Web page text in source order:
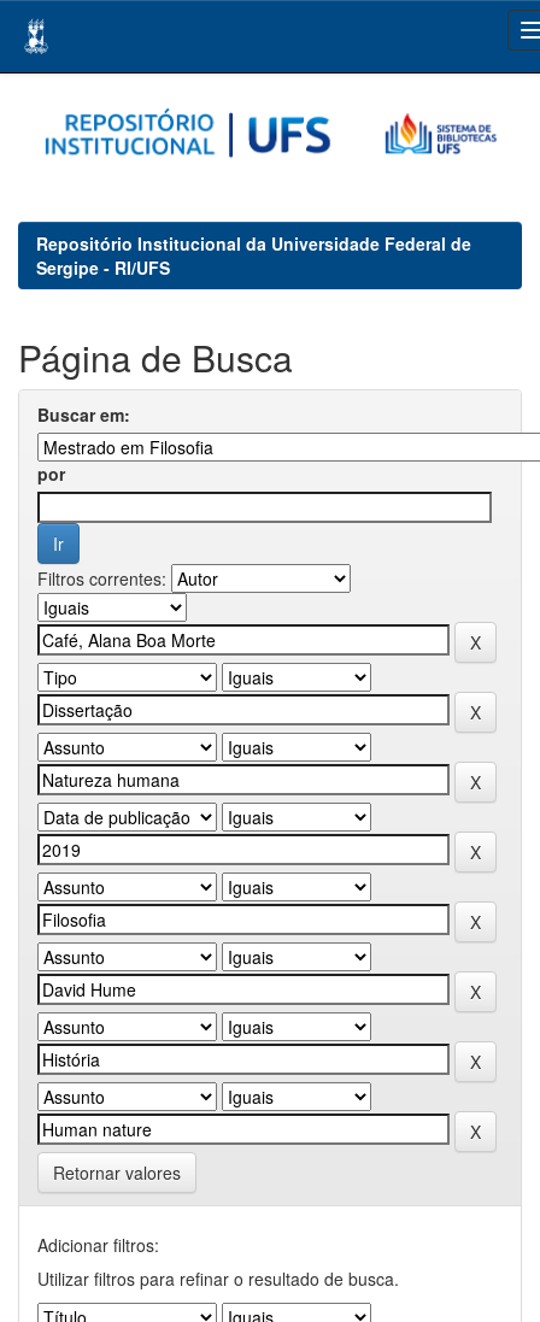
navigation
Repositório Institucional da Universidade Federal de
Sergipe - RI/UFS
Página de Busca
Buscar em:
por
Filtros correntes:
Retornar valores
Adicionar filtros:
Utilizar filtros para refinar o resultado de busca.